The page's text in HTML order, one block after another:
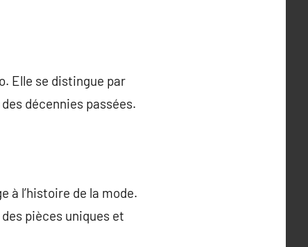
Elle se distingue par
décennies passées.
à l’histoire de la mode.
pièces uniques et